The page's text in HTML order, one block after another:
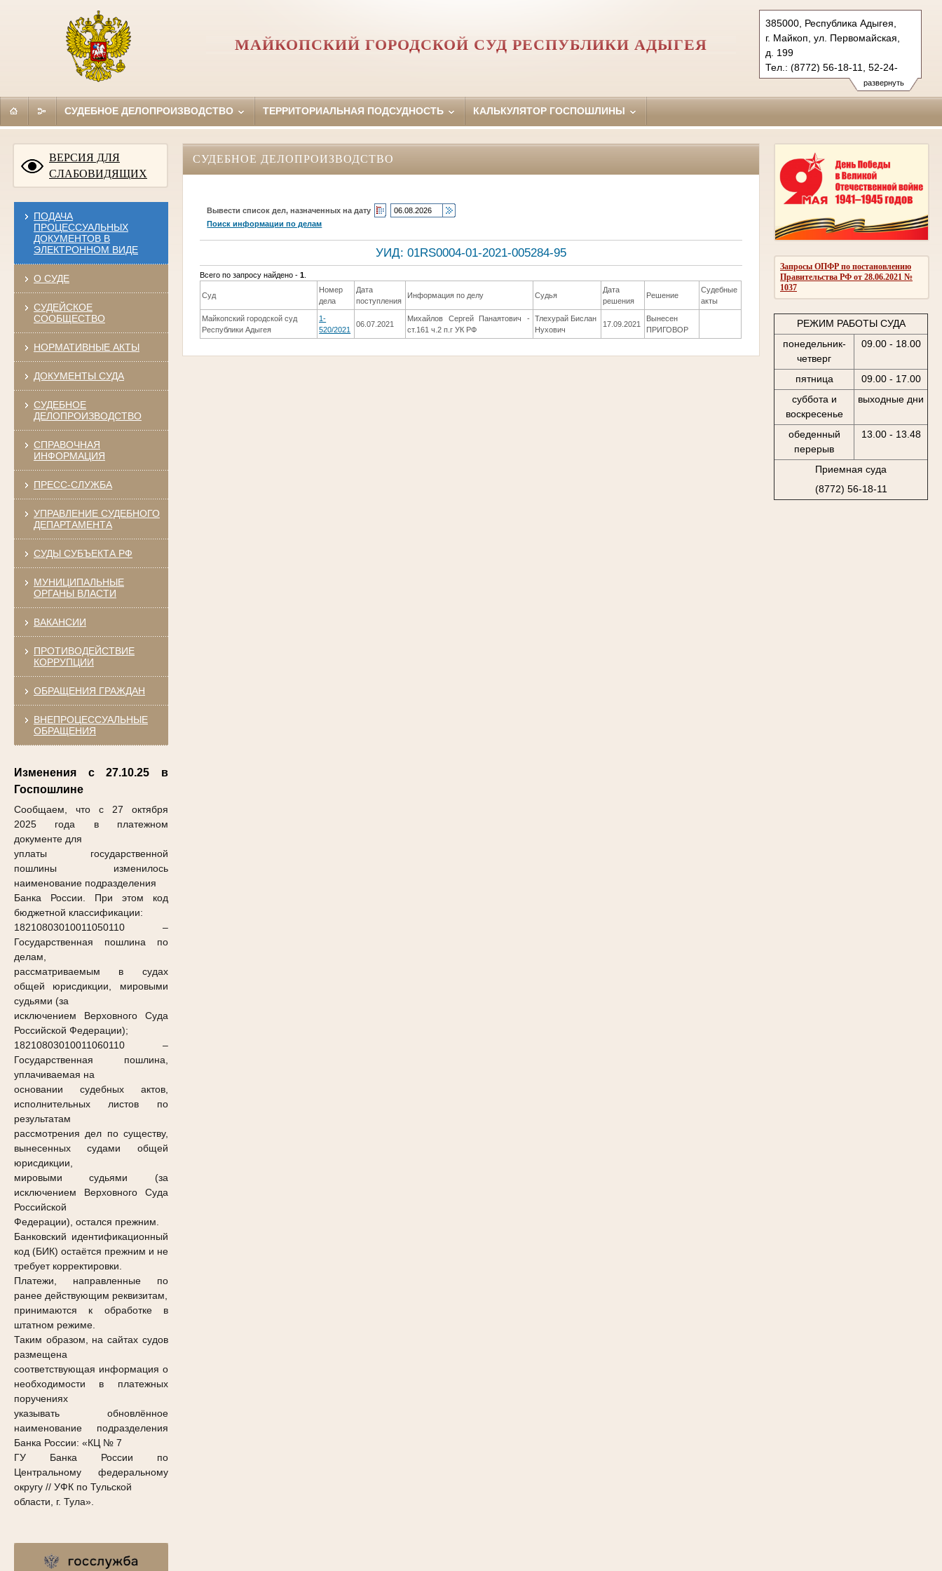
развернуть
385000, Республика Адыгея,
г. Майкоп, ул. Первомайская,
д. 199
Тел.: (8772) 56-18-11, 52-24-
00 (ф.)
maikopsky.adg@sudrf.ru
МАЙКОПСКИЙ ГОРОДСКОЙ СУД РЕСПУБЛИКИ АДЫГЕЯ
СУДЕБНОЕ ДЕЛОПРОИЗВОДСТВО ТЕРРИТОРИАЛЬНАЯ ПОДСУДНОСТЬ КАЛЬКУЛЯТОР ГОСПОШЛИНЫ
ВЕРСИЯ ДЛЯ
СЛАБОВИДЯЩИХ
ПОДАЧА
ПРОЦЕССУАЛЬНЫХ
ДОКУМЕНТОВ В
ЭЛЕКТРОННОМ ВИДЕ
О СУДЕ
СУДЕЙСКОЕ
СООБЩЕСТВО
НОРМАТИВНЫЕ АКТЫ
ДОКУМЕНТЫ СУДА
СУДЕБНОЕ
ДЕЛОПРОИЗВОДСТВО
СПРАВОЧНАЯ
ИНФОРМАЦИЯ
ПРЕСС-СЛУЖБА
УПРАВЛЕНИЕ СУДЕБНОГО
ДЕПАРТАМЕНТА
СУДЫ СУБЪЕКТА РФ
МУНИЦИПАЛЬНЫЕ
ОРГАНЫ ВЛАСТИ
ВАКАНСИИ
ПРОТИВОДЕЙСТВИЕ
КОРРУПЦИИ
ОБРАЩЕНИЯ ГРАЖДАН
ВНЕПРОЦЕССУАЛЬНЫЕ
ОБРАЩЕНИЯ
Изменения с 27.10.25 в
Госпошлине
Сообщаем, что с 27 октября
2025 года в платежном
документе для
уплаты государственной
пошлины изменилось
наименование подразделения
Банка России. При этом код
бюджетной классификации:
18210803010011050110–
Государственная пошлина по
делам,
рассматриваемым в судах
общей юрисдикции, мировыми
судьями (за
исключением Верховного Суда
Российской Федерации);
18210803010011060110–
Государственная пошлина,
уплачиваемая на
основании судебных актов,
исполнительных листов по
результатам
рассмотрения дел по существу,
вынесенных судами общей
юрисдикции,
мировыми судьями (за
исключением Верховного Суда
Российской
Федерации), остался прежним.
Банковский идентификационный
код (БИК) остаётся прежним и не
требует корректировки.
Платежи, направленные по
ранее действующим реквизитам,
принимаются к обработке в
штатном режиме.
Таким образом, на сайтах судов
размещена
соответствующая информация о
необходимости в платежных
поручениях
указывать обновлённое
наименование подразделения
Банка России: «КЦ № 7
ГУ Банка России по
Центральному федеральному
округу // УФК по Тульской
области, г. Тула».
Запросы ОПФР по постановлению
Правительства РФ от 28.06.2021 №
1037
РЕЖИМ РАБОТЫ СУДА
понедельник-
четверг
09.00 - 18.00
пятница
09.00 - 17.00
суббота и
воскресенье
выходные дни
обеденный
перерыв
13.00 - 13.48
Приемная суда
(8772) 56-18-11
СУДЕБНОЕ ДЕЛОПРОИЗВОДСТВО
Вывести список дел, назначенных на дату
Поиск информации по делам
УИД: 01RS0004-01-2021-005284-95
Всего по запросу найдено -1
Суд
Номер
дела
Дата
поступления
Информация по делу Судья
Дата
решения
Решение
Судебные
акты
Майкопский городской суд
Республики Адыгея
1-
520/2021
06.07.2021
Михайлов Сергей Панаятович -
ст.161 ч.2 п.г УК РФ
Тлехурай Бислан
Нухович
17.09.2021
Вынесен
ПРИГОВОР